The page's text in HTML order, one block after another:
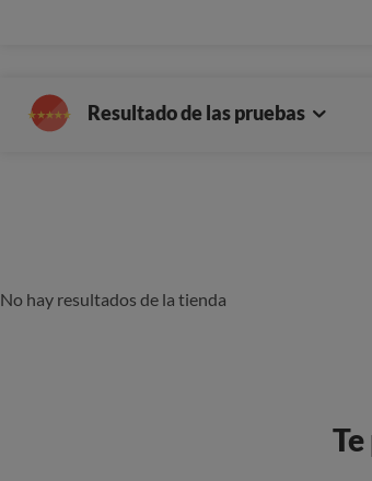
Resultado de las pruebas
No hay resultados de la tienda